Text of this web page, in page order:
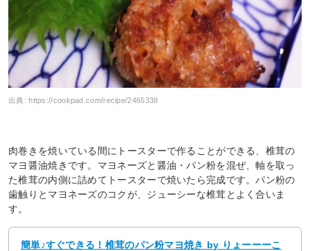
出典:https://cookpad.com/recipe/2465338
肉巻きを焼いている間にトースターで作ることができる、椎茸の
マヨ醤油焼きです。マヨネーズと醤油・パン粉を混ぜ、軸を取っ
た椎茸の内側に詰めてトースターで焼いたら完成です。パン粉の
歯触りとマヨネーズのコクが、ジューシーな椎茸とよく合いま
す。
簡単♪すぐできる！椎茸のパン粉マヨ焼き by りょーーーこ